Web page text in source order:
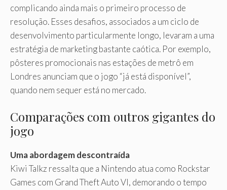
complicando ainda mais o primeiro processo de
resolução. Esses desafios, associados a um ciclo de
desenvolvimento particularmente longo, levaram a uma
estratégia de marketing bastante caótica. Por exemplo,
pôsteres promocionais nas estações de metrô em
Londres anunciam que o jogo “já está disponível”,
quando nem sequer está no mercado.
Comparações com outros gigantes do
jogo
Uma abordagem descontraída
Kiwi Talkz ressalta que a Nintendo atua como Rockstar
Games com Grand Theft Auto VI, demorando o tempo